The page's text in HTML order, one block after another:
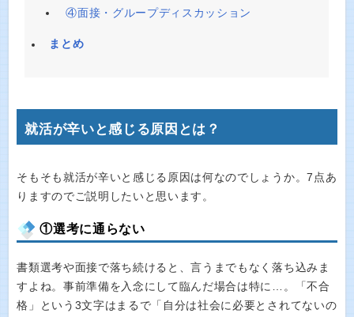
④面接・グループディスカッション
まとめ
就活が辛いと感じる原因とは？
そもそも就活が辛いと感じる原因は何なのでしょうか。7点あ
りますのでご説明したいと思います。
①選考に通らない
書類選考や面接で落ち続けると、言うまでもなく落ち込みま
すよね。事前準備を入念にして臨んだ場合は特に…。「不合
格」という3文字はまるで「自分は社会に必要とされてないの